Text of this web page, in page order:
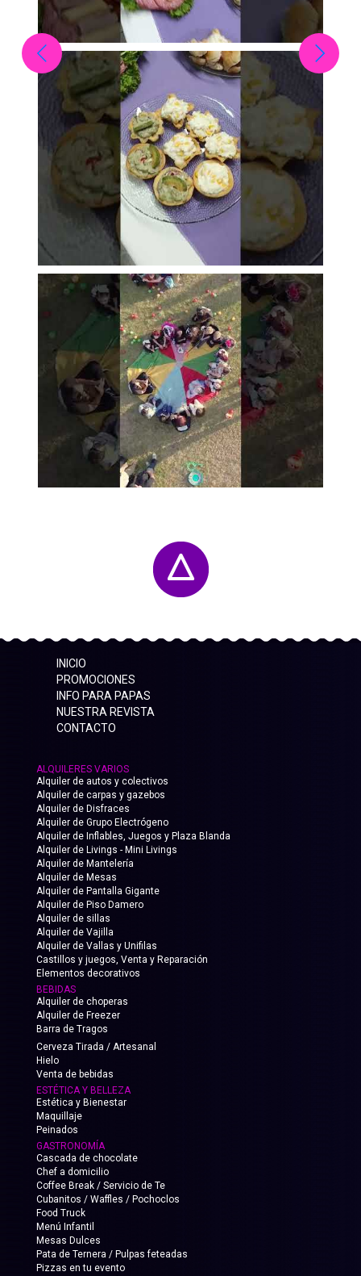
INICIO
PROMOCIONES
INFO PARA PAPAS
NUESTRA REVISTA
CONTACTO
ALQUILERES VARIOS
Alquiler de autos y colectivos
Alquiler de carpas y gazebos
Alquiler de Disfraces
Alquiler de Grupo Electrógeno
Alquiler de Inflables, Juegos y Plaza Blanda
Alquiler de Livings - Mini Livings
Alquiler de Mantelería
Alquiler de Mesas
Alquiler de Pantalla Gigante
Alquiler de Piso Damero
Alquiler de sillas
Alquiler de Vajilla
Alquiler de Vallas y Unifilas
Castillos y juegos, Venta y Reparación
Elementos decorativos
BEBIDAS
Alquiler de choperas
Alquiler de Freezer
Barra de Tragos
Cerveza Tirada / Artesanal
Hielo
Venta de bebidas
ESTÉTICA Y BELLEZA
Estética y Bienestar
Maquillaje
Peinados
GASTRONOMÍA
Cascada de chocolate
Chef a domicilio
Coffee Break / Servicio de Te
Cubanitos / Waffles / Pochoclos
Food Truck
Menú Infantil
Mesas Dulces
Pata de Ternera / Pulpas feteadas
Pizzas en tu evento